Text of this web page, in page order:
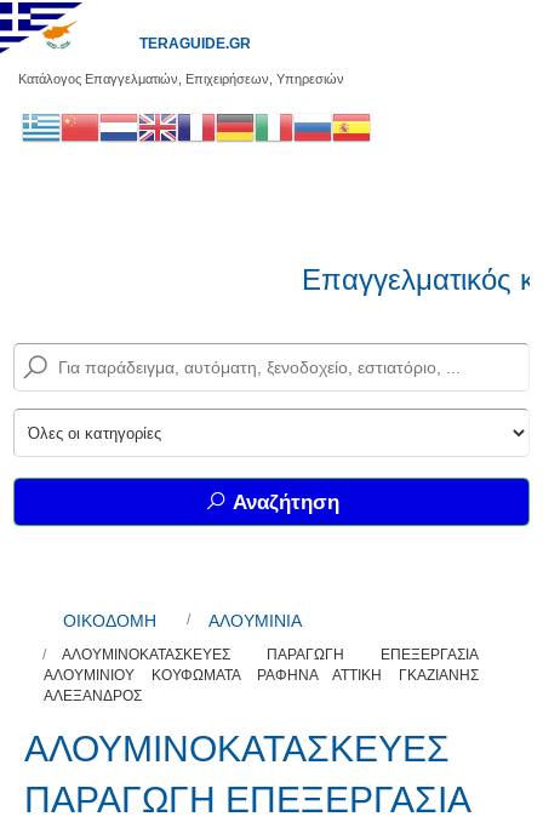
Κατάλογος Επαγγελματιών, Επιχειρήσεων, Υπηρεσιών
TERAGUIDE.GR
Επαγγελματικός
Αναζήτηση
ΟΙΚΟΔΟΜΗ ΑΛΟΥΜΙΝΙΑ
ΑΛΟΥΜΙΝΟΚΑΤΑΣΚΕΥΕΣ ΠΑΡΑΓΩΓΗ ΕΠΕΞΕΡΓΑΣΙΑ
ΑΛΟΥΜΙΝΙΟΥ ΚΟΥΦΩΜΑΤΑ ΡΑΦΗΝΑ ΑΤΤΙΚΗ ΓΚΑΖΙΑΝΗΣ
ΑΛΕΞΑΝΔΡΟΣ
ΑΛΟΥΜΙΝΟΚΑΤΑΣΚΕΥΕΣ
ΠΑΡΑΓΩΓΗ ΕΠΕΞΕΡΓΑΣΙΑ